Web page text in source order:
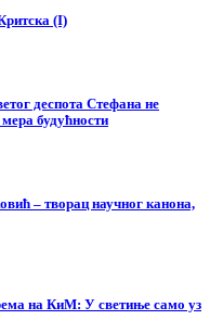
(I)
деспота Стефана не
будућности
– творац научног канона,
на КиМ: У светиње само уз